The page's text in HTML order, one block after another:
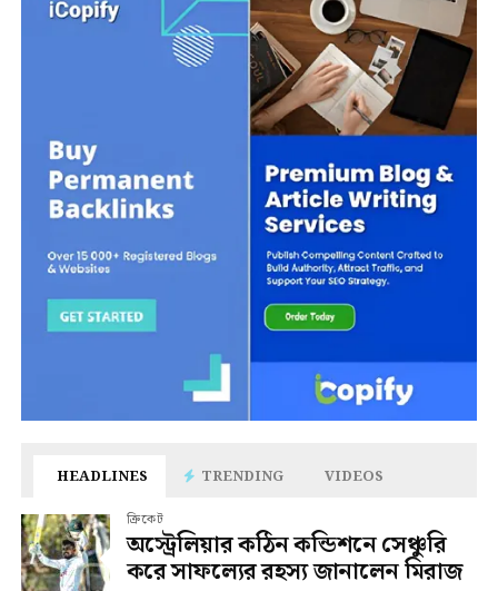
HEADLINES TRENDING VIDEOS
ক্রিকেট
অস্ট্রেলিয়ার কঠিন কন্ডিশনে সেঞ্চুরি
করে সাফল্যের রহস্য জানালেন মিরাজ